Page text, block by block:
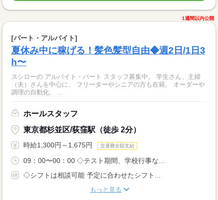
1週間以内公開
[パート・アルバイト]
夏休み中に稼げる！髪色髪型自由◆週2日/1日3
h〜
スシローの アルバイト・パート スタッフ募集中。 学生さん、主婦
（夫）さんを中心に、 フリーターやシニアの方も在籍。 オーダーや
調理の自動化、 ...
ホールスタッフ
東京都杉並区/荻窪駅（徒歩 2分）
時給1,300円～1,675円 交通費全額支給
09：00〜00：00 ◇テスト期間、学校行事な...
◇シフトは相談可能 予定に合わせたシフト...
もっと見る